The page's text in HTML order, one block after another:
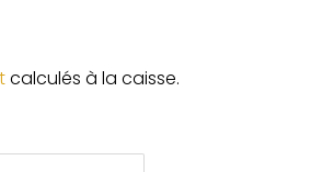
calculés à la caisse.